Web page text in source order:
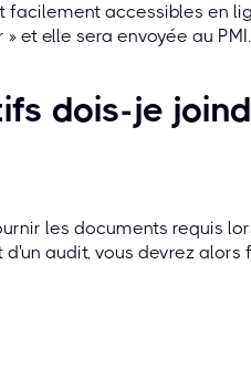
accessibles en
et elle sera envoyée au PMI.
dois-je
les documents requis
audit, vous devrez alors